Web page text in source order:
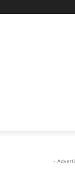
-